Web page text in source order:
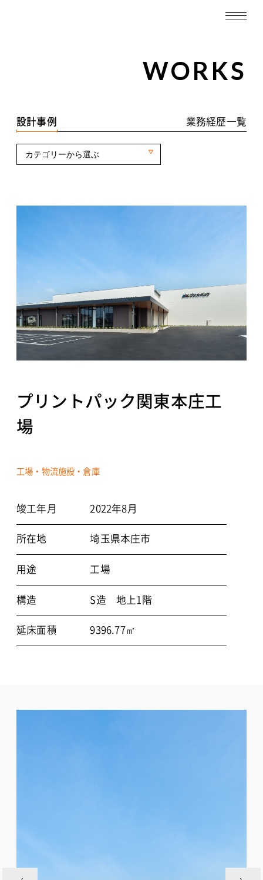
業務経歴一覧
ABOUT
SERVICE
CONTACT
個人情報保護方針
©2021 TOYO ARCHITECTS AND ENGINEERS OFFICE
WORKS
設計事例 業務経歴一覧
カテゴリーから選ぶ
プリントパック関東本庄工
場
工場・物流施設・倉庫
竣工年月 2022年8月
所在地 埼玉県本庄市
用途 工場
構造 S造 地上1階
延床面積 9396.77㎡